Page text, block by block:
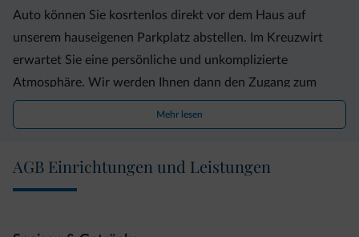
Auto können Sie kosrtenlos direkt vor dem Haus auf
unserem hauseigenen Parkplatz abstellen. Im Kreuzwirt
erwartet Sie eine persönliche und unkomplizierte
Atmosphäre. Wir werden Ihnen dann den Zugang zum
Gasthof ermöglichen. Melden Sie sich bitte jederzeit, falls
Sie weitere Informationen benötigen.
Mehr lesen
AGB Einrichtungen und Leistungen